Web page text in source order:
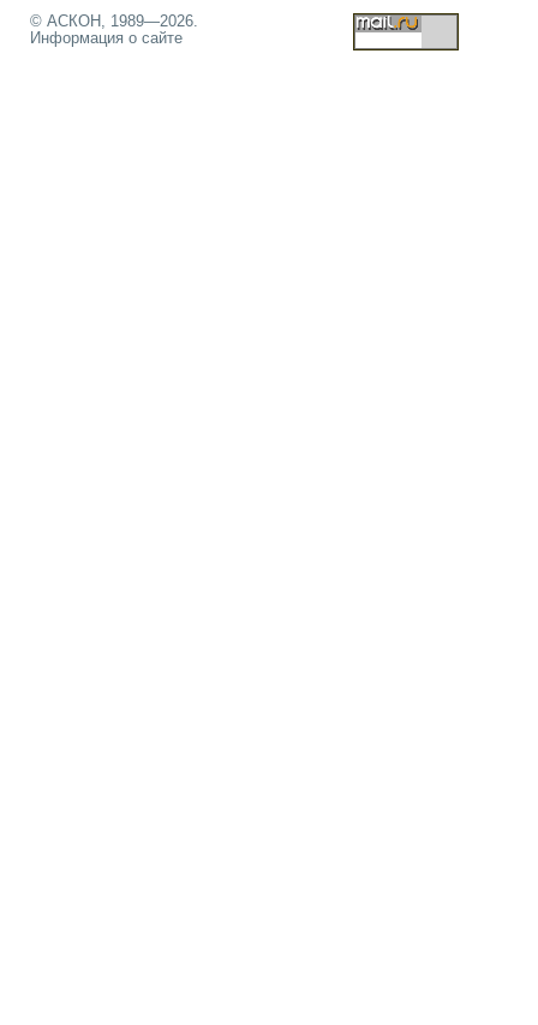
© АСКОН, 1989—2026.
Информация о сайте